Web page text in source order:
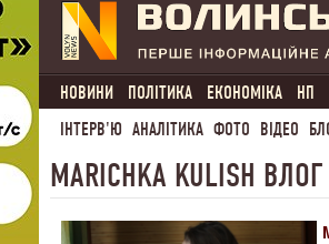
НОВИНИ ПОЛІТИКА ЕКОНОМІКА НП
ІНТЕРВ'Ю АНАЛІТИКА ФОТО ВІДЕО
MARICHKA KULISH ВЛОГ